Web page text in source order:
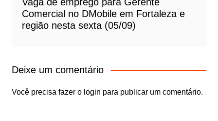
Comercial no DMobile em Fortaleza e
região nesta sexta (05/09)
Deixe um comentário
Você precisa fazer o login para publicar um comentário.